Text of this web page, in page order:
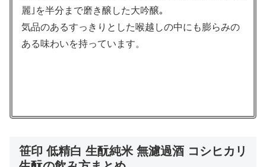
麗｣を半分まで磨き醸した大吟醸｡
気品のあるすっきりとした喉越しの中にも膨らみの
ある味わいを持っています。
笹印 低精白 生酛純米 無濾過酒 コシヒカリ